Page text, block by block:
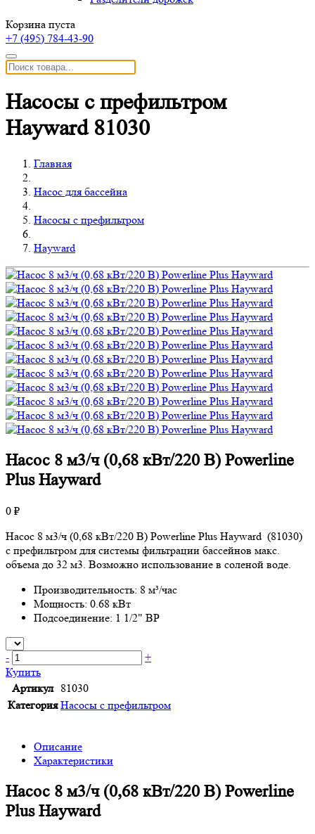
Корзина пуста
+7 (495) 784-43-90
Насосы с префильтром
Hayward 81030
Главная
Насос для бассейна
Насосы с префильтром
Hayward
Насос 8 м3/ч (0,68 кВт/220 В) Powerline
Plus Hayward
0 ₽
Насос 8 м3/ч (0,68 кВт/220 В) Powerline Plus Hayward (81030)
c префильтром для системы фильтрации бассейнов макс.
объема до 32 м3. Возможно использование в соленой воде.
Производительность: 8 м³/час
Мощность: 0.68 кВт
Подсоединение: 1 1/2" ВР
-
+
Купить
Артикул 81030
Категория Насосы с префильтром
Описание
Характеристики
Насос 8 м3/ч (0,68 кВт/220 В) Powerline
Plus Hayward